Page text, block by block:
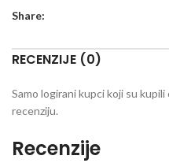
Share:
RECENZIJE (0)
Recenzije
Samo logirani kupci koji su
recenziju.